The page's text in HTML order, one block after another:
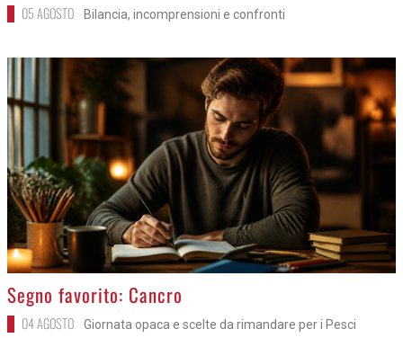
05 AGOSTO Bilancia, incomprensioni e confronti
>
Segno favorito: Cancro
04 AGOSTO Giornata opaca e scelte da rimandare per i Pesci